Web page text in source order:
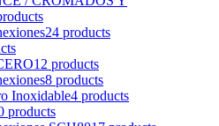
24 products
12 products
8 products
Inoxidable4 products
products